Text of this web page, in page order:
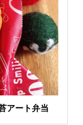
アート弁当